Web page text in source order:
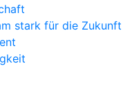
stark für die Zukunft